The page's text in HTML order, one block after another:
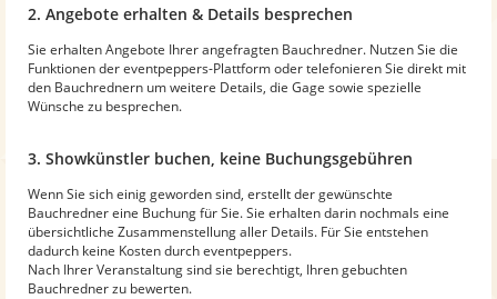
2. Angebote erhalten & Details besprechen
Sie erhalten Angebote Ihrer angefragten Bauchredner. Nutzen Sie die
Funktionen der eventpeppers-Plattform oder telefonieren Sie direkt mit
den Bauchrednern um weitere Details, die Gage sowie spezielle
Wünsche zu besprechen.
3. Showkünstler buchen, keine Buchungsgebühren
Wenn Sie sich einig geworden sind, erstellt der gewünschte
Bauchredner eine Buchung für Sie. Sie erhalten darin nochmals eine
übersichtliche Zusammenstellung aller Details. Für Sie entstehen
dadurch keine Kosten durch eventpeppers.
Nach Ihrer Veranstaltung sind sie berechtigt, Ihren gebuchten
Bauchredner zu bewerten.